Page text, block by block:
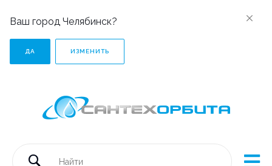
Ваш город Челябинск?
ДА ИЗМЕНИТЬ